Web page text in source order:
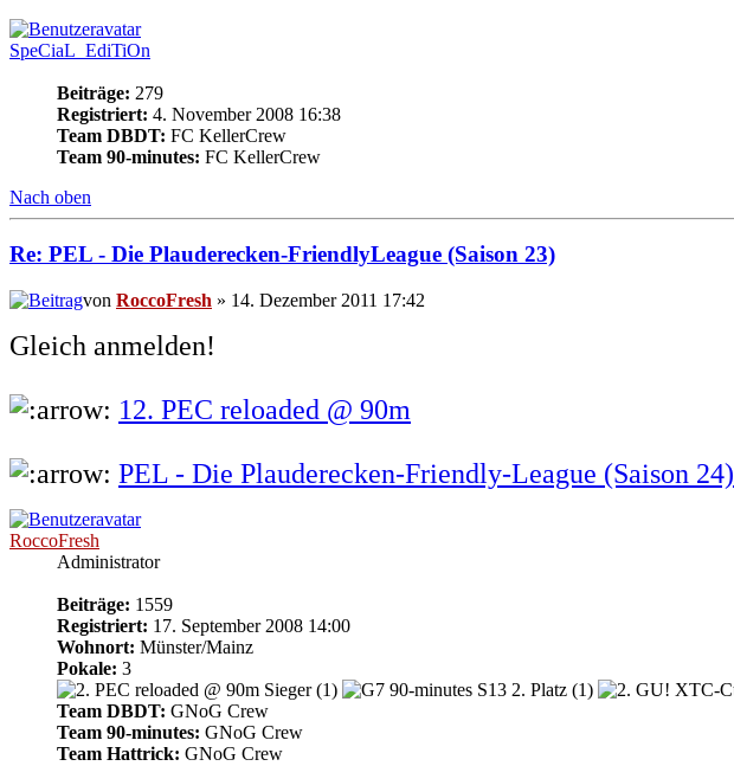
SpeCiaL_EdiTiOn
Beiträge: 279
Registriert: 4. November 2008 16:38
Team DBDT: FC KellerCrew
Team 90-minutes: FC KellerCrew
Nach oben
Re: PEL - Die Plauderecken-FriendlyLeague (Saison 23)
von RoccoFresh » 14. Dezember 2011 17:42
Gleich anmelden!
12. PEC reloaded @ 90m
PEL - Die Plauderecken-Friendly-League (Saison 24)
RoccoFresh
Administrator
Beiträge: 1559
Registriert: 17. September 2008 14:00
Wohnort: Münster/Mainz
Pokale: 3
Team DBDT: GNoG Crew
Team 90-minutes: GNoG Crew
Team Hattrick: GNoG Crew